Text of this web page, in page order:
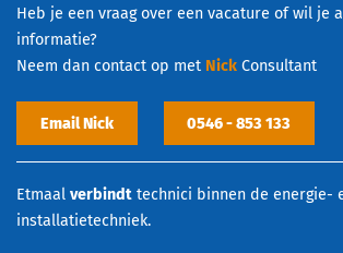
Heb je een vraag over een vacature of wil je
informatie?
Neem dan contact op met Nick Consultant
Email Nick 0546 - 853 133
Etmaal verbindt technici binnen de energie-
installatietechniek.